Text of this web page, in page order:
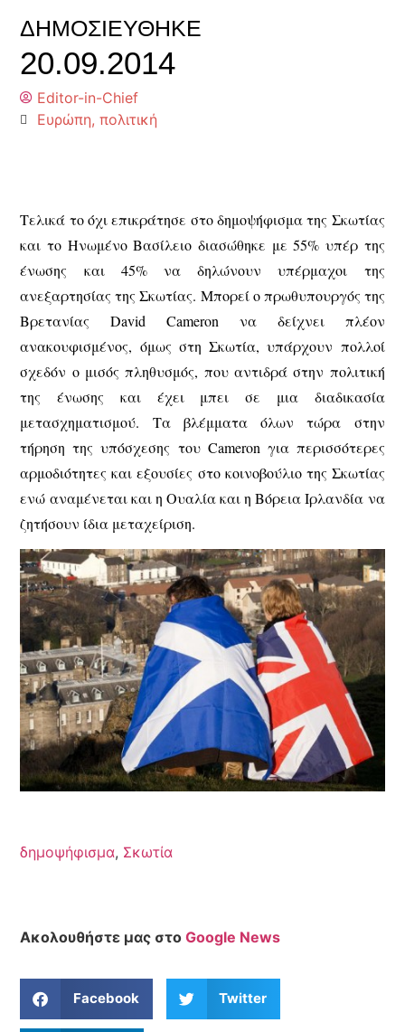
ΔΗΜΟΣΙΕΎΘΗΚΕ
20.09.2014
Editor-in-Chief
Ευρώπη,πολιτική
Τελικά το όχι επικράτησε στο δημοψήφισμα της Σκωτίας
και το Ηνωμένο Βασίλειο διασώθηκε με 55% υπέρ της
ένωσης και 45% να δηλώνουν υπέρμαχοι της
ανεξαρτησίας της Σκωτίας. Μπορεί ο πρωθυπουργός της
Βρετανίας David Cameron να δείχνει πλέον
ανακουφισμένος, όμως στη Σκωτία, υπάρχουν πολλοί
σχεδόν ο μισός πληθυσμός, που αντιδρά στην πολιτική
της ένωσης και έχει μπει σε μια διαδικασία
μετασχηματισμού. Τα βλέμματα όλων τώρα στην
τήρηση της υπόσχεσης του Cameron για περισσότερες
αρμοδιότητες και εξουσίες στο κοινοβούλιο της Σκωτίας
ενώ αναμένεται και η Ουαλία και η Βόρεια Ιρλανδία να
ζητήσουν ίδια μεταχείριση.
δημοψήφισμα, Σκωτία
Ακολουθήστε μας στοGoogle News
Facebook Twitter